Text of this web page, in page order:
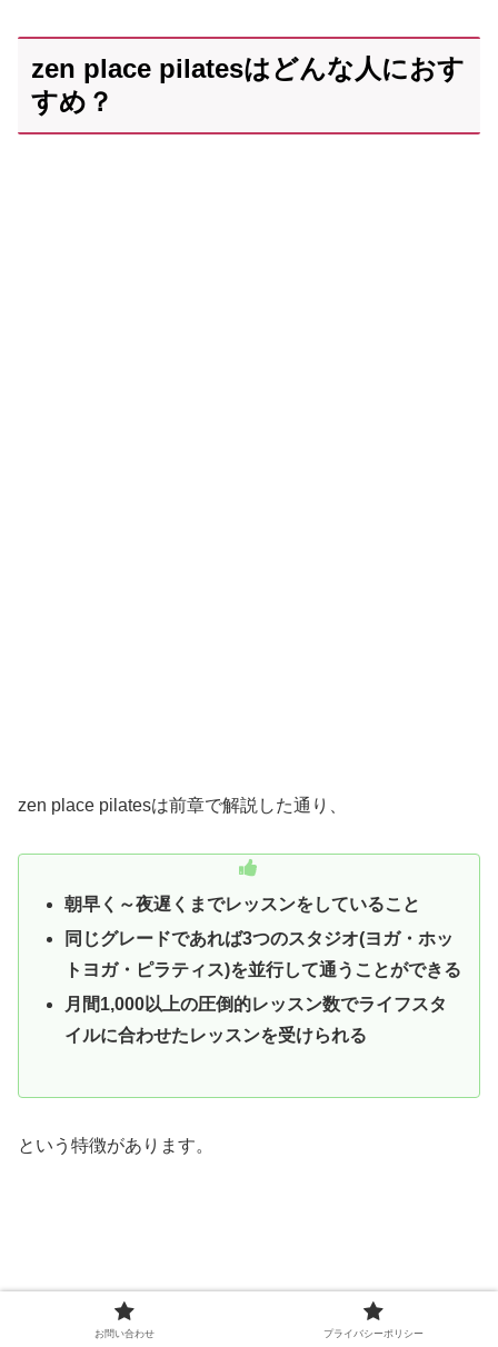
zen place pilatesはどんな人におす
すめ？
zen place pilatesは前章で解説した通り、
朝早く～夜遅くまでレッスンをしていること
同じグレードであれば3つのスタジオ(ヨガ・ホッ
トヨガ・ピラティス)を並行して通うことができる
月間1,000以上の圧倒的レッスン数でライフスタ
イルに合わせたレッスンを受けられる
という特徴があります。
お問い合わせ プライバシーポリシー